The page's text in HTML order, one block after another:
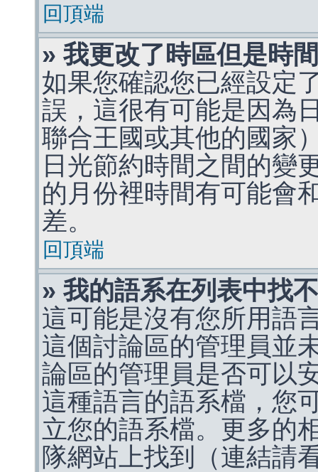
回頂端
» 我更改了時區但是時
如果您確認您已經設定
誤，這很有可能是因為
聯合王國或其他的國家
日光節約時間之間的變
的月份裡時間有可能會
差。
回頂端
» 我的語系在列表中找
這可能是沒有您所用語
這個討論區的管理員並
論區的管理員是否可以
這種語言的語系檔，您
立您的語系檔。更多的
隊網站上找到（連結請